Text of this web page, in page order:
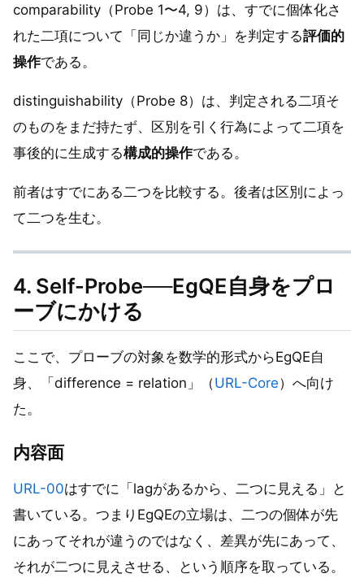
comparability（Probe 1〜4, 9）は、すでに個体化さ
れた二項について「同じか違うか」を判定する評価的
操作である。
distinguishability（Probe 8）は、判定される二項そ
のものをまだ持たず、区別を引く行為によって二項を
事後的に生成する構成的操作である。
前者はすでにある二つを比較する。後者は区別によっ
て二つを生む。
4. Self-Probe──EgQE自身をプロ
ーブにかける
ここで、プローブの対象を数学的形式からEgQE自
身、「difference = relation」（URL-Core）へ向け
た。
内容面
URL-00はすでに「lagがあるから、二つに見える」と
書いている。つまりEgQEの立場は、二つの個体が先
にあってそれが違うのではなく、差異が先にあって、
それが二つに見えさせる、という順序を取っている。